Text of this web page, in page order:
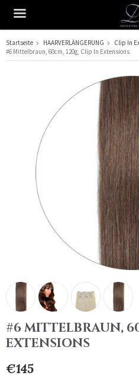
Das Produkt wurde in
Startseite HAARVERLÄNGERUNG Clip In
#6 Mittelbraun, 60cm, 120g, Clip In Extensions
#6 MITTELBRAUN,
EXTENSIONS
€145